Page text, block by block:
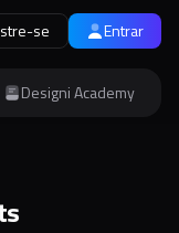
se Entrar
Designi Academy